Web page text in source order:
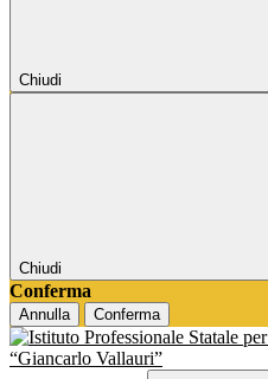
Chiudi
Chiudi
Conferma
Annulla Conferma